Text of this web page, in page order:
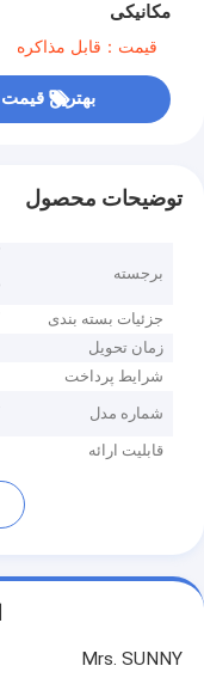
مکانیکی
قیمت：قابل مذاکره
بهترین قیمت
توضیحات محصول
برجسته
جزئیات بسته بندی
زمان تحویل
شرایط پرداخت
شماره مدل
قابلیت ارائه
Mrs. SUNNY